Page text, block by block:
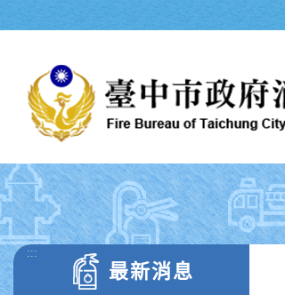
:::
最新消息